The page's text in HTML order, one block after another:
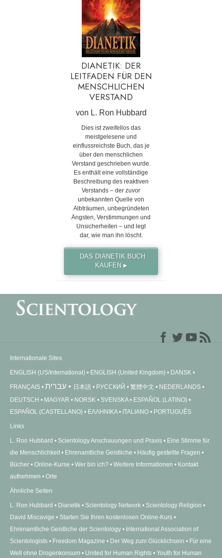
DIANETIK: DER
LEITFADEN FÜR DEN
MENSCHLICHEN
VERSTAND
von L. Ron Hubbard
Dies ist zweifellos das
meistgelesene und
einflussreichste Buch, das je
über den menschlichen
Verstand geschrieben wurde.
Es enthält eine vollständige
Beschreibung des reaktiven
Verstands – der zuvor
unbekannten Quelle von
Albträumen, unbegründeten
Ängsten, Verstimmungen und
Unsicherheiten – und legt
dar, wie man ihn löscht.
DAS DIANETIK BUCH
KAUFEN ▶
Internationale Sites
ENGLISH (US/International) ENGLISH (United Kingdom) DANSK
FRANÇAIS עברית 日本語 РУССКИЙ 繁體中文
NEDERLANDS
DEUTSCH
MAGYAR NORSK SVENSKA
ESPAÑOL (LATINO)
ESPAÑOL (CASTELLANO)
ΕΛΛΗΝΙΚA ITALIANO PORTUGUÊS
Links
L. Ron Hubbard Scientology Anschauungen und Praxis
Eine Stimme für
die Menschlichkeit
Ehrenamtliche Geistliche
Häufig gestellte Fragen
Bücher
Online-Kurse Wer bin ich? Weitere Informationen
Kontakt
aufnehmen
Orte
Ähnliche Seiten
L. Ron Hubbard Dianetik Scientology Network
Scientology Religion
David Miscavige
Starten Sie Ihren kostenlosen Online-Kurs
Ehrenamtliche Geistliche der Scientology
International Association of
Scientologists
Freedom Magazine Der Weg zum Glücklichsein
Für eine
Welt ohne Drogenkonsum
United for Human Rights Youth for Human